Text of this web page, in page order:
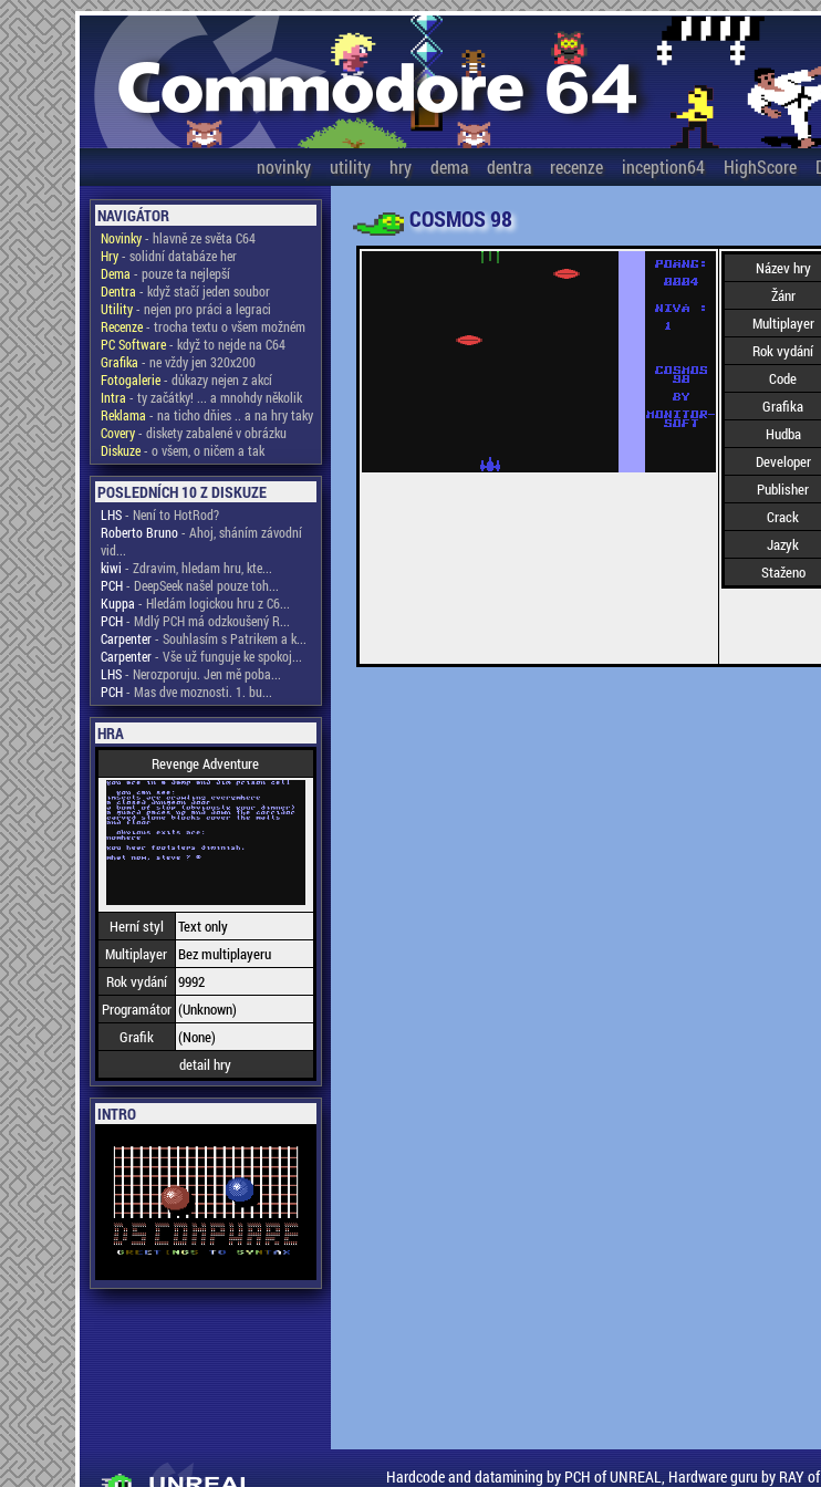
novinky utility hry dema dentra recenze inception64 HighScore
NAVIGÁTOR
Novinky- hlavně ze světa C64
Hry- solidní databáze her
Dema - pouze ta nejlepší
Dentra - když stačí jeden soubor
Utility- nejen pro práci a legraci
Recenze- trocha textu o všem možném
PC Software- když to nejde na C64
Grafika - ne vždy jen 320x200
Fotogalerie- důkazy nejen z akcí
Intra - ty začátky! ... a mnohdy několik
Reklama - na ticho dňies .. a na hry taky
Covery- diskety zabalené v obrázku
Diskuze- o všem, o ničem a tak
POSLEDNÍCH 10 Z DISKUZE
LHS- Není to HotRod?
Roberto Bruno- Ahoj, sháním závodní
vid...
kiwi - Zdravim, hledam hru, kte...
PCH- DeepSeek našel pouze toh...
Kuppa - Hledám logickou hru z C6...
PCH- Mdlý PCH má odzkoušený R...
Carpenter- Souhlasím s Patrikem a k...
Carpenter- Vše už funguje ke spokoj...
LHS- Nerozporuju. Jen mě poba...
PCH- Mas dve moznosti. 1. bu...
HRA
Revenge Adventure
Herní styl
Text only
Multiplayer Bez multiplayeru
Rok vydání 9992
Programátor (Unknown)
Grafik
(None)
detail hry
INTRO
COSMOS 98
Název hry
Žánr
Multiplayer
Rok vydání
Code
Grafika
Hudba
Developer
Publisher
Crack
Jazyk
Staženo
Hardcode and datamining by PCH of UNREAL, Hardware guru by RAY